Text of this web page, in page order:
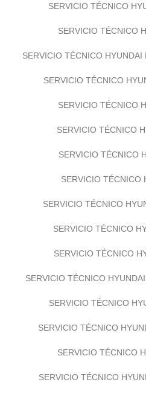
SERVICIO TÉCNICO
SERVICIO TÉCNICO
SERVICIO TÉCNICO
SERVICIO TÉCNICO
SERVICIO TÉCNICO
SERVICIO TÉCNICO
SERVICIO TÉCNICO
SERVICIO TÉCNICO
SERVICIO TÉCNICO
SERVICIO TÉCNICO
SERVICIO TÉCNICO
SERVICIO TÉCNICO
SERVICIO TÉCNICO
SERVICIO TÉCNICO
SERVICIO TÉCNICO
SERVICIO TÉCNICO